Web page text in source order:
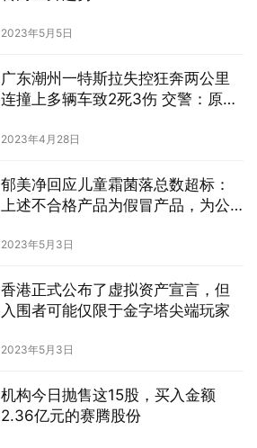
2023年5月5日
广东潮州一特斯拉失控狂奔两公里
连撞上多辆车致2死3伤 交警：原因
2023年4月28日
郁美净回应儿童霜菌落总数超标：
上述不合格产品为假冒产品，为公
2023年5月3日
香港正式公布了虚拟资产宣言，但
入围者可能仅限于金字塔尖端玩家
2023年5月3日
机构今日抛售这15股，买入金额
2.36亿元的赛腾股份